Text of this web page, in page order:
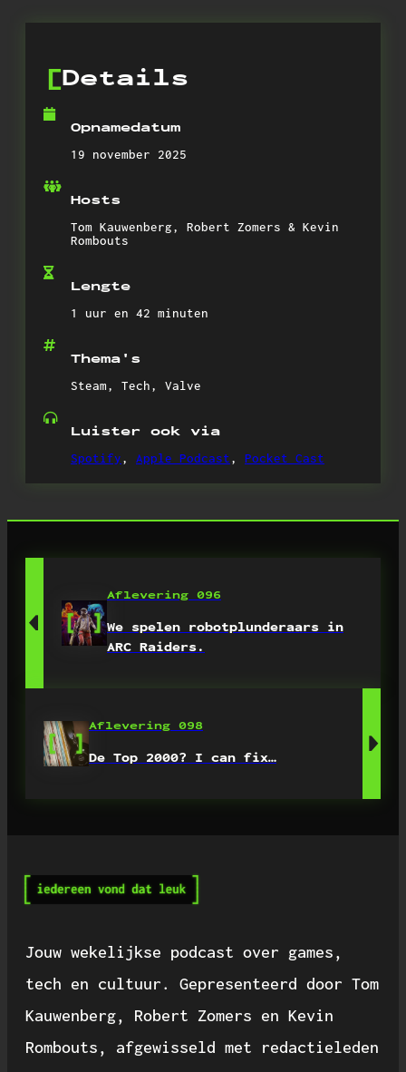
Details
Opnamedatum
19 november 2025
Hosts
Tom Kauwenberg, Robert Zomers & Kevin
Rombouts
Lengte
1 uur en 42 minuten
Thema's
Steam, Tech, Valve
Luister ook via
Spotify, Apple Podcast, Pocket Cast
Aflevering 096
We spelen robotplunderaars in
ARC Raiders.
Aflevering 098
De Top 2000? I can fix…
Jouw wekelijkse podcast over games,
tech en cultuur. Gepresenteerd door Tom
Kauwenberg, Robert Zomers en Kevin
Rombouts, afgewisseld met redactieleden